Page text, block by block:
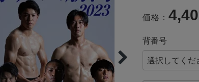
価格：
背番号